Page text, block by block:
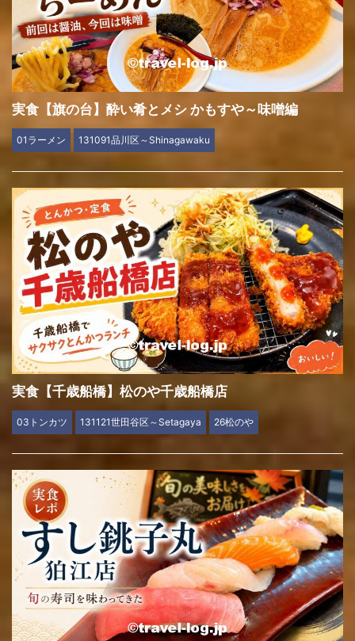
実食【旗の台】酔い肴とメシ かもすや～味噌編
01ラーメン 131091品川区～Shinagawaku
実食【千歳船橋】松のや千歳船橋店
03トンカツ 131121世田谷区～Setagaya 26松のや